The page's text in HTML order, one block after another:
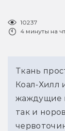
10237
4 минуты на
Ткань
Коал-Хилл
жаждущие
так и